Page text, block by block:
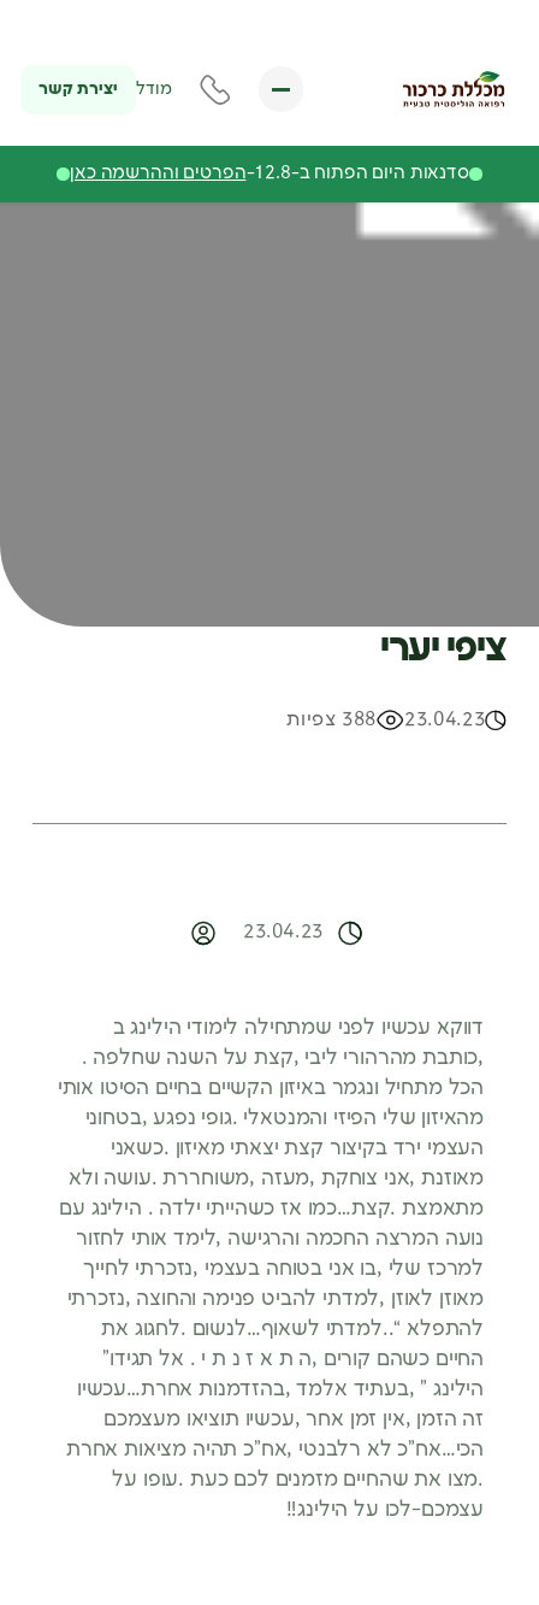
מודל יצירת קשר
סדנאות היום הפתוח ב-12.8- הפרטים וההרשמה כאן
ציפי יערי
23.04.23 388 צפיות
23.04.23
דווקא עכשיו לפני שמתחילה לימודי הילינג ב
,כותבת מהרהורי ליבי ,קצת על השנה שחלפה .
הכל מתחיל ונגמר באיזון הקשיים בחיים הסיטו אותי
מהאיזון שלי הפיזי והמנטאלי .גופי נפגע ,בטחוני
העצמי ירד בקיצור קצת יצאתי מאיזון .כשאני
מאוזנת ,אני צוחקת ,מעזה ,משוחררת .עושה ולא
מתאמצת .קצת…כמו אז כשהייתי ילדה . הילינג עם
נועה המרצה החכמה והרגישה ,לימד אותי לחזור
למרכז שלי ,בו אני בטוחה בעצמי ,נזכרתי לחייך
מאוזן לאוזן ,למדתי להביט פנימה והחוצה ,נזכרתי
להתפלא “..למדתי לשאוף…לנשום .לחגוג את
החיים כשהם קורים ,ה ת א ז נ ת י . אל תגידו”
הילינג ” ,בעתיד אלמד ,בהזדמנות אחרת…עכשיו
זה הזמן ,אין זמן אחר ,עכשיו תוציאו מעצמכם
הכי…אח”כ לא רלבנטי ,אח”כ תהיה מציאות אחרת
.מצו את שהחיים מזמנים לכם כעת .עופו על
עצמכם-לכו על הילינג‼️